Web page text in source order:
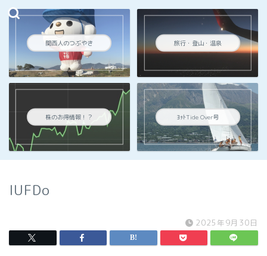
関西人のつぶやき 旅行・登山・温泉
株のお得情報！？ ﾖｯﾄTide Over号
lUFDo
2025年9月30日